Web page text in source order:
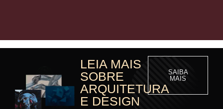
LEIA MAIS
SOBRE
ARQUITETURA
E DESIGN
SAIBA
MAIS